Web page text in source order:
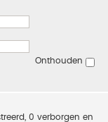
Onthouden
0 verborgen en